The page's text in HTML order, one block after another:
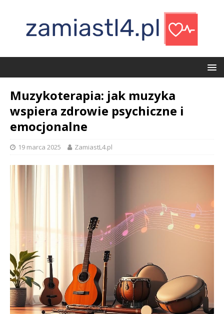
Muzykoterapia: jak muzyka
wspiera zdrowie psychiczne i
emocjonalne
19 marca 2025 ZamiastL4.pl